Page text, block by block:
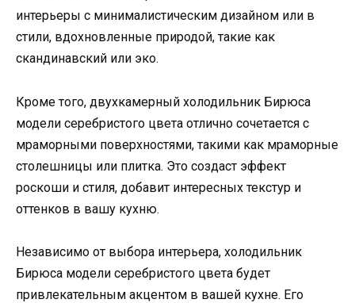
интерьеры с минималистическим дизайном или в
стили, вдохновленные природой, такие как
скандинавский или эко.
Кроме того, двухкамерный холодильник Бирюса
модели серебристого цвета отлично сочетается с
мраморными поверхностями, такими как мраморные
столешницы или плитка. Это создаст эффект
роскоши и стиля, добавит интересных текстур и
оттенков в вашу кухню.
Независимо от выбора интерьера, холодильник
Бирюса модели серебристого цвета будет
привлекательным акцентом в вашей кухне. Его